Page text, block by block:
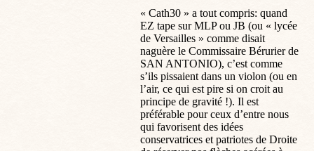
« Cath30 » a tout compris: quand
EZ tape sur MLP ou JB (ou « lycée
de Versailles » comme disait
naguère le Commissaire Bérurier de
SAN ANTONIO), c’est comme
s’ils pissaient dans un violon (ou en
l’air, ce qui est pire si on croit au
principe de gravité !). Il est
préférable pour ceux d’entre nous
qui favorisent des idées
conservatrices et patriotes de Droite